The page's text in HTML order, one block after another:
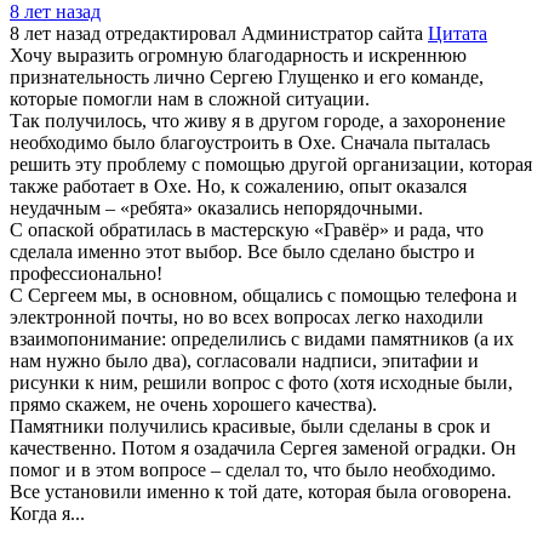
8 лет назад
8 лет назад отредактировал Администратор сайта Цитата
Хочу выразить огромную благодарность и искреннюю
признательность лично Сергею Глущенко и его команде,
которые помогли нам в сложной ситуации.
Так получилось, что живу я в другом городе, а захоронение
необходимо было благоустроить в Охе. Сначала пыталась
решить эту проблему с помощью другой организации, которая
также работает в Охе. Но, к сожалению, опыт оказался
неудачным – «ребята» оказались непорядочными.
С опаской обратилась в мастерскую «Гравёр» и рада, что
сделала именно этот выбор. Все было сделано быстро и
профессионально!
С Сергеем мы, в основном, общались с помощью телефона и
электронной почты, но во всех вопросах легко находили
взаимопонимание: определились с видами памятников (а их
нам нужно было два), согласовали надписи, эпитафии и
рисунки к ним, решили вопрос с фото (хотя исходные были,
прямо скажем, не очень хорошего качества).
Памятники получились красивые, были сделаны в срок и
качественно. Потом я озадачила Сергея заменой оградки. Он
помог и в этом вопросе – сделал то, что было необходимо.
Все установили именно к той дате, которая была оговорена.
Когда я...